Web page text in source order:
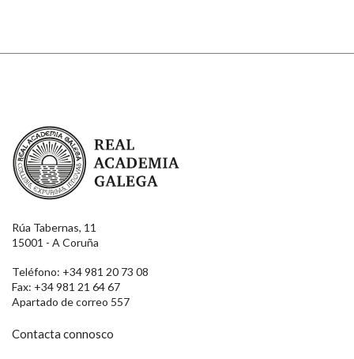
Real Academia Galega
Rúa Tabernas, 11
15001 - A Coruña
Teléfono: +34 981 20 73 08
Fax: +34 981 21 64 67
Apartado de correo 557
Contacta connosco